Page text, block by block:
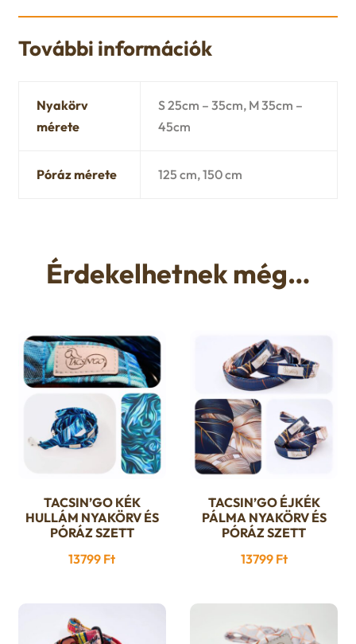
További információk
Nyakörv
mérete
S 25cm – 35cm, M 35cm –
45cm
Póráz mérete 125 cm, 150 cm
Érdekelhetnek még…
Ennek
a
több
A
TACSIN’GO KÉK
HULLÁM NYAKÖRV ÉS
PÓRÁZ SZETT
13799 Ft
Ennek
a
több
A
TACSIN’GO ÉJKÉK
PÁLMA NYAKÖRV ÉS
PÓRÁZ SZETT
13799 Ft